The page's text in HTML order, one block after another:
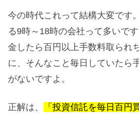
今の時代これって結構大変です
る9時～18時の会社って多いで
金したら百円以上手数料取られ
に、そんなこと毎日していたら
がないですよ。
正解は、 「投資信託を毎日百円